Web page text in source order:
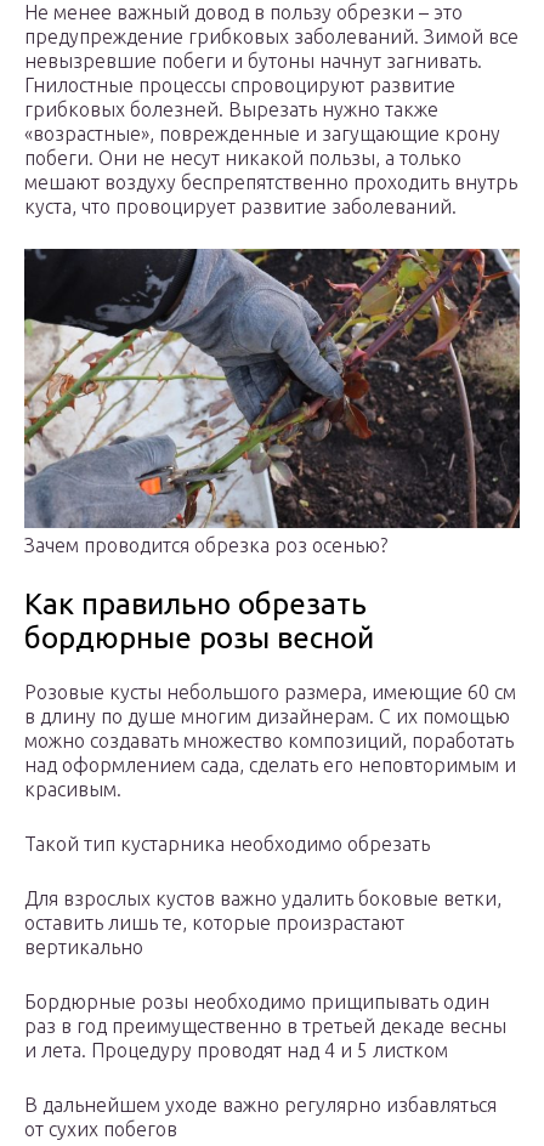
Не менее важный довод в пользу обрезки – это
предупреждение грибковых заболеваний. Зимой все
невызревшие побеги и бутоны начнут загнивать.
Гнилостные процессы спровоцируют развитие
грибковых болезней. Вырезать нужно также
«возрастные», поврежденные и загущающие крону
побеги. Они не несут никакой пользы, а только
мешают воздуху беспрепятственно проходить внутрь
куста, что провоцирует развитие заболеваний.
Зачем проводится обрезка роз осенью?
Как правильно обрезать
бордюрные розы весной
Розовые кусты небольшого размера, имеющие 60 см
в длину по душе многим дизайнерам. С их помощью
можно создавать множество композиций, поработать
над оформлением сада, сделать его неповторимым и
красивым.
Такой тип кустарника необходимо обрезать
Для взрослых кустов важно удалить боковые ветки,
оставить лишь те, которые произрастают
вертикально
Бордюрные розы необходимо прищипывать один
раз в год преимущественно в третьей декаде весны
и лета. Процедуру проводят над 4 и 5 листком
В дальнейшем уходе важно регулярно избавляться
от сухих побегов